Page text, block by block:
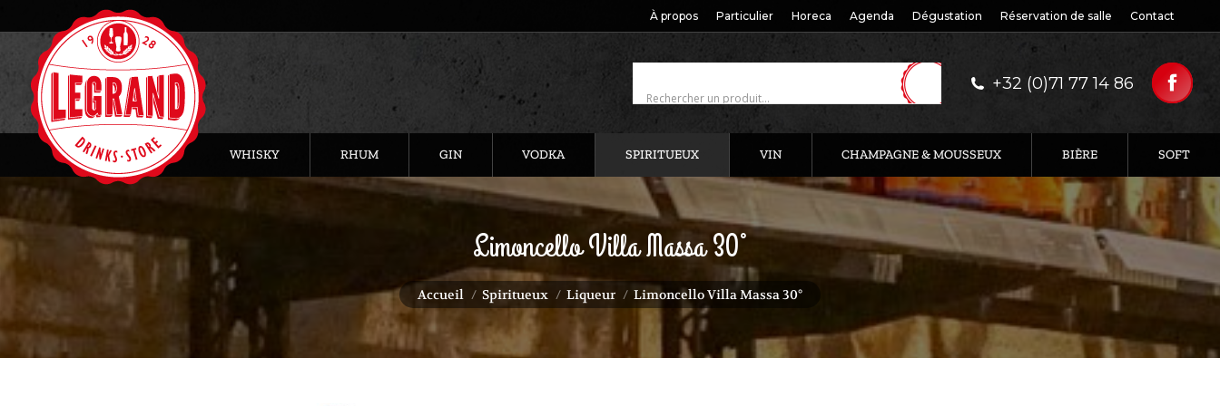
À propos Particulier Horeca Agenda Dégustation Réservation de salle Contact
+32 (0)71 77 14 86
WHISKY RHUM GIN VODKA SPIRITUEUX VIN CHAMPAGNE & MOUSSEUX BIÈRE SOFT
Limoncello Villa Massa 30°
Vous êtes ici :
Accueil Spiritueux Liqueur Limoncello Villa Massa 30°